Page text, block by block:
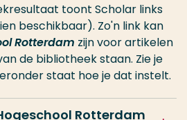
toont Scholar links
beschikbaar). Zo'n link kan
Rotterdam zijn voor artikelen
de bibliotheek staan. Zie je
staat hoe je dat instelt.
Rotterdam